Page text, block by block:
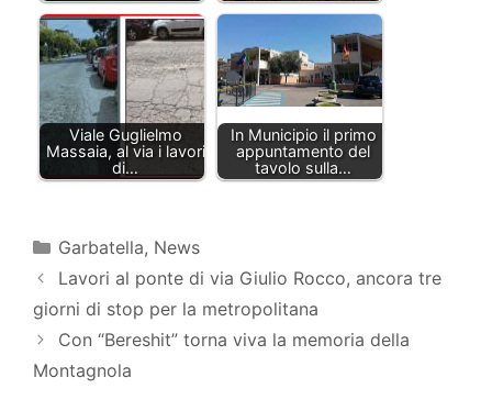
Viale Guglielmo
Massaia, al via i lavori
di…
In Municipio il primo
appuntamento del
tavolo sulla…
Categorie
Garbatella, News
Lavori al ponte di via Giulio Rocco, ancora tre
giorni di stop per la metropolitana
Con “Bereshit” torna viva la memoria della
Montagnola